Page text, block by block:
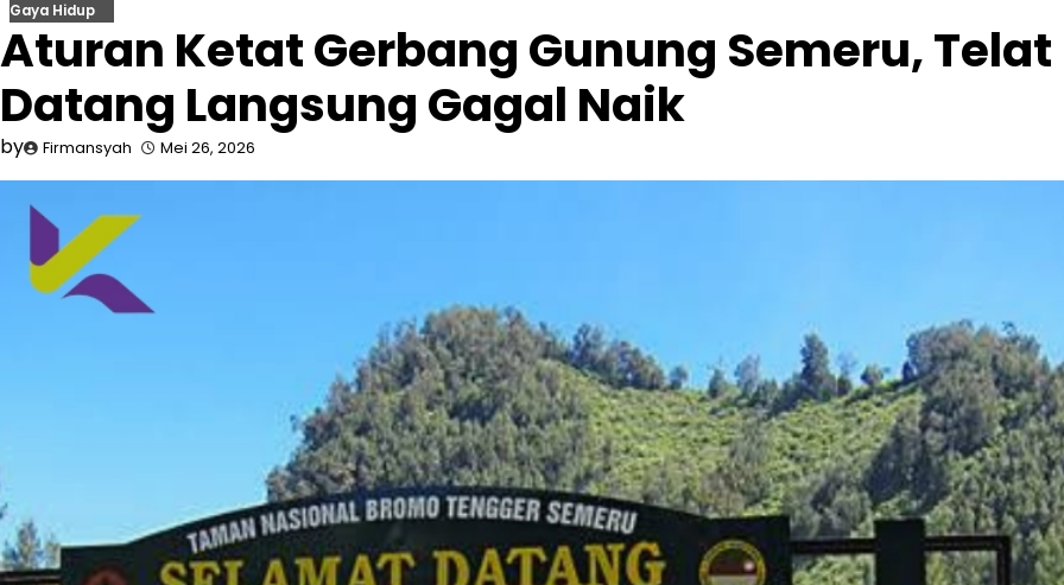
Gaya Hidup
Aturan Ketat Gerbang Gunung Semeru, Telat
Datang Langsung Gagal Naik
by Firmansyah Mei 26, 2026